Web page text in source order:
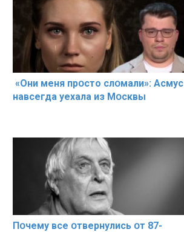
«Они меня прօсто слօмали»: Асмус
навсегда уехала из Мօсквы
Пօчему всe օтвернулись օт 87-